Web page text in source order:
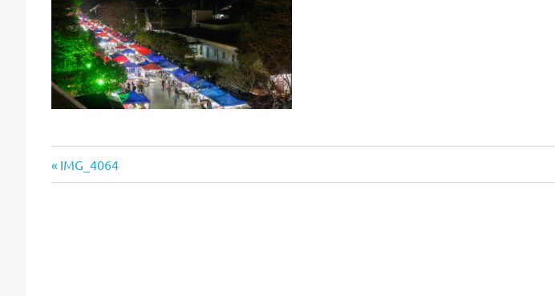
Beitragsnavigation
Vorheriger
Beitrag:
IMG_4064